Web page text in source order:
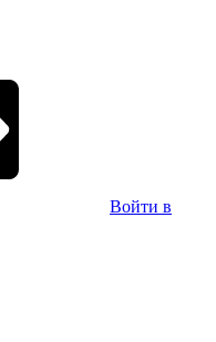
Войти в